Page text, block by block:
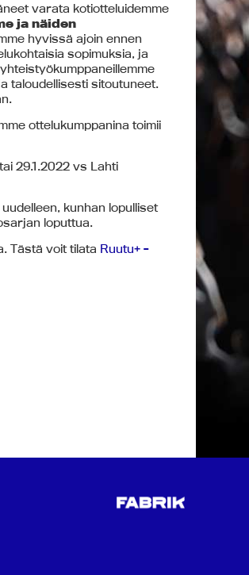
varata kotiotteluidemme
ja näiden
hyvissä ajoin ennen
sopimuksia, ja
taloudellisesti sitoutuneet.
ottelukumppanina toimii
29.1.2022 vs Lahti
kunhan lopulliset
loputtua.
Tästä voit tilata Ruutu+ -